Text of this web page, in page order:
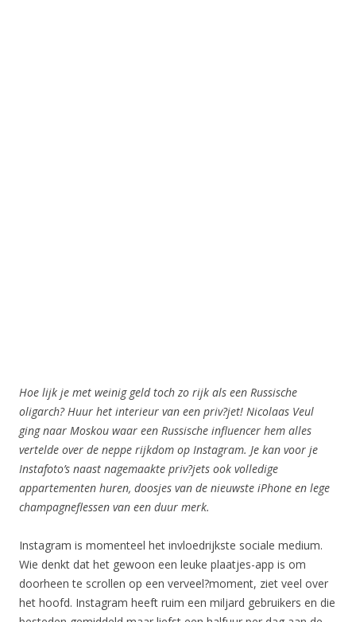
Hoe lijk je met weinig geld toch zo rijk als een Russische
oligarch? Huur het interieur van een priv?jet! Nicolaas Veul
ging naar Moskou waar een Russische influencer hem alles
vertelde over de neppe rijkdom op Instagram. Je kan voor je
Instafoto’s naast nagemaakte priv?jets ook volledige
appartementen huren, doosjes van de nieuwste iPhone en lege
champagneflessen van een duur merk.
Instagram is momenteel het invloedrijkste sociale medium.
Wie denkt dat het gewoon een leuke plaatjes-app is om
doorheen te scrollen op een verveel?moment, ziet veel over
het hoofd. Instagram heeft ruim een miljard gebruikers en die